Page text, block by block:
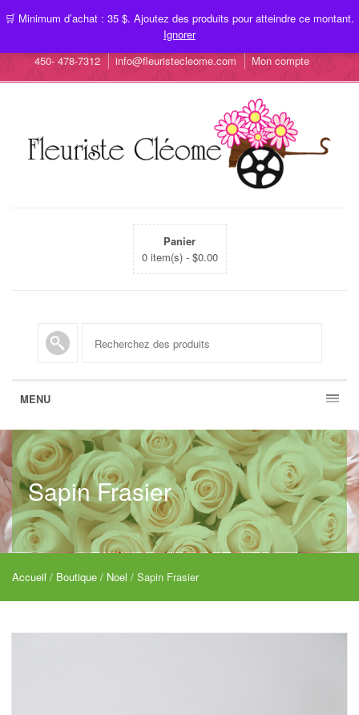
450- 478-7312 info@fleuristecleome.com Mon compte
Panier
0 item(s) - $0.00
MENU
Sapin Frasier
Accueil / Boutique / Noel / Sapin Frasier
🛒 Minimum d’achat : 35 $. Ajoutez des produits pour atteindre ce montant.
Ignorer